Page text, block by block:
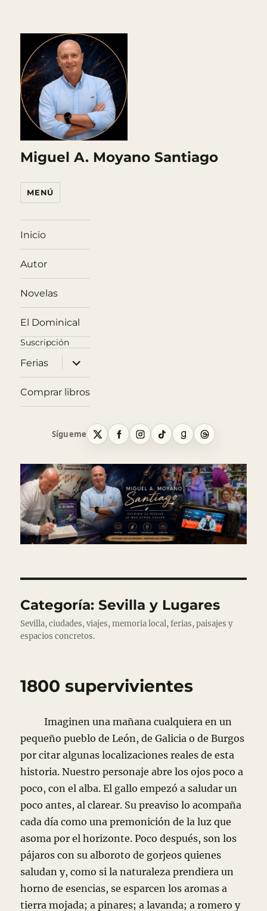
Miguel A. Moyano Santiago
MENÚ
Inicio
Autor
Novelas
El Dominical
Ferias
expande
el
menú
inferior
Comprar libros
Sígueme
Categoría:Sevilla y Lugares
Sevilla, ciudades, viajes, memoria local, ferias, paisajes y
espacios concretos.
1800 supervivientes
Imaginen una mañana cualquiera en un
pequeño pueblo de León, de Galicia o de Burgos
por citar algunas localizaciones reales de esta
historia. Nuestro personaje abre los ojos poco a
poco, con el alba. El gallo empezó a saludar un
poco antes, al clarear. Su preaviso lo acompaña
cada día como una premonición de la luz que
asoma por el horizonte. Poco después, son los
pájaros con su alboroto de gorjeos quienes
saludan y, como si la naturaleza prendiera un
horno de esencias, se esparcen los aromas a
tierra mojada; a pinares; a lavanda; a romero y